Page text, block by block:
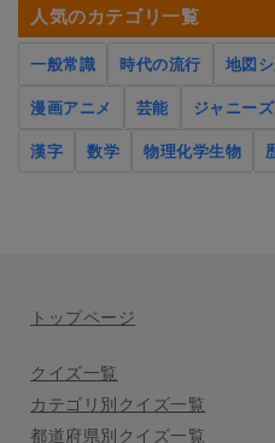
人気のカテゴリ一覧
一般常識 時代の流行 地図
漫画アニメ
芸能 ジャニーズ
漢字
数学 物理化学生物
トップページ
クイズ一覧
カテゴリ別クイズ一覧
都道府県別クイズ一覧